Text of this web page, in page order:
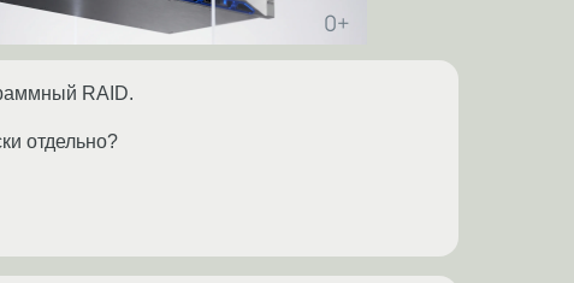
RAID.
отдельно?